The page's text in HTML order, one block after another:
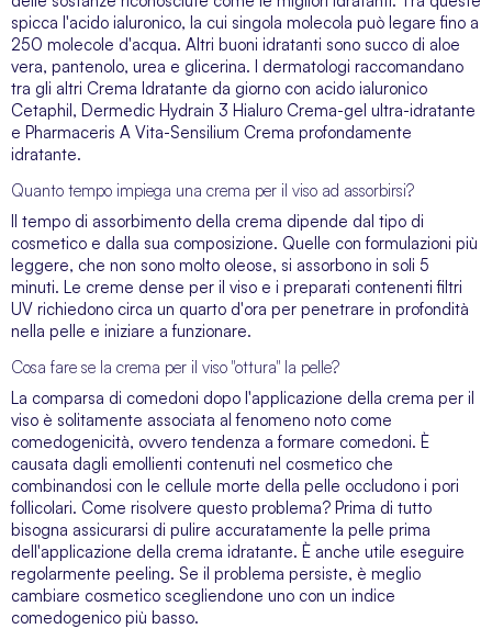
spicca l'acido ialuronico, la cui singola molecola può legare fino a
250 molecole d'acqua. Altri buoni idratanti sono succo di aloe
vera, pantenolo, urea e glicerina. I dermatologi raccomandano
tra gli altri Crema Idratante da giorno con acido ialuronico
Cetaphil, Dermedic Hydrain 3 Hialuro Crema-gel ultra-idratante
e Pharmaceris A Vita-Sensilium Crema profondamente
idratante.
Quanto tempo impiega una crema per il viso ad assorbirsi?
Il tempo di assorbimento della crema dipende dal tipo di
cosmetico e dalla sua composizione. Quelle con formulazioni più
leggere, che non sono molto oleose, si assorbono in soli 5
minuti. Le creme dense per il viso e i preparati contenenti filtri
UV richiedono circa un quarto d'ora per penetrare in profondità
nella pelle e iniziare a funzionare.
Cosa fare se la crema per il viso "ottura" la pelle?
La comparsa di comedoni dopo l'applicazione della crema per il
viso è solitamente associata al fenomeno noto come
comedogenicità, ovvero tendenza a formare comedoni. È
causata dagli emollienti contenuti nel cosmetico che
combinandosi con le cellule morte della pelle occludono i pori
follicolari. Come risolvere questo problema? Prima di tutto
bisogna assicurarsi di pulire accuratamente la pelle prima
dell'applicazione della crema idratante. È anche utile eseguire
regolarmente peeling. Se il problema persiste, è meglio
cambiare cosmetico scegliendone uno con un indice
comedogenico più basso.